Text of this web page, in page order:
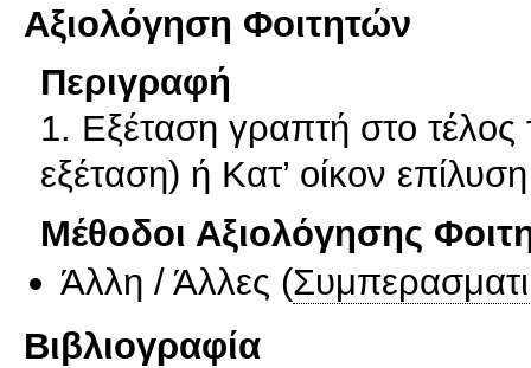
Αξιολόγηση Φοιτητών
Περιγραφή
1. Εξέταση γραπτή στο
εξέταση) ή Κατ’ οίκον
Μέθοδοι Αξιολόγησης
Άλλη / Άλλες (
Βιβλιογραφία